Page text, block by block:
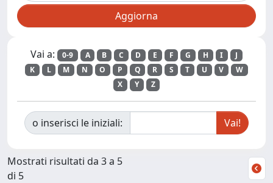
Vai a: 0-9 A B C D E F G H I
J
K
L M N O P Q R S T U V
W
X
Y Z
o inserisci le iniziali:
Mostrati risultati da 3 a 5
di 5